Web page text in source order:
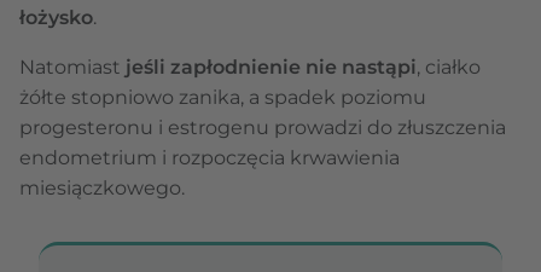
łożysko.
Natomiast jeśli zapłodnienie nie nastąpi, ciałko
żółte stopniowo zanika, a spadek poziomu
progesteronu i estrogenu prowadzi do złuszczenia
endometrium i rozpoczęcia krwawienia
miesiączkowego.